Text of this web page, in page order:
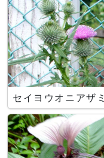
セイヨウオニアザミ